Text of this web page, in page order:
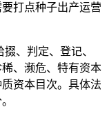
打点种子出产运营
、判定、登记、
、濒危、特有资本
资本目次。具体法